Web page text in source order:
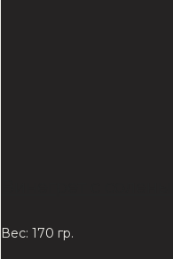
Вес: 170 гр.